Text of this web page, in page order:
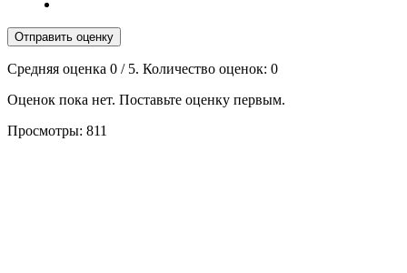
Отправить оценку
Средняя оценка 0 / 5. Количество оценок: 0
Оценок пока нет. Поставьте оценку первым.
Просмотры: 811